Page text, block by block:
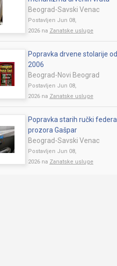
Beograd-Savski Venac
Postavljen Jun 08,
2026 na Zanatske usluge
Popravka drvene stolarije od
2006
Beograd-Novi Beograd
Postavljen Jun 08,
2026 na Zanatske usluge
Popravka starih ručki federa
prozora Gašpar
Beograd-Savski Venac
Postavljen Jun 08,
2026 na Zanatske usluge